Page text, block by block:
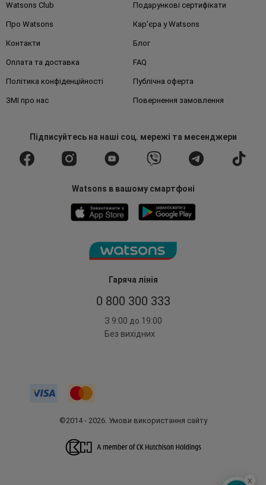
Гаряча лінія
0 800 300 333
З 9:00 до 19:00
Без вихідних
Watsons Club Подарункові сертифікати
Про Watsons Кар'єра у Watsons
Контакти Блог
Оплата та доставка FAQ
Політика конфіденційності Публічна оферта
ЗМІ про нас Повернення замовлення
Підписуйтесьна наші соц. мережі та месенджери
Watsons в вашому смартфоні
©2014 - 2026. Умови використання сайту
x